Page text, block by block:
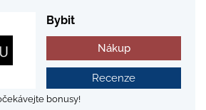
Bybit
Nákup
Recenze
bonusy!